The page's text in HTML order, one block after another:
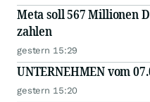
Meta soll 567 Millionen
zahlen
gestern 15:29
UNTERNEHMEN vom
gestern 15:20